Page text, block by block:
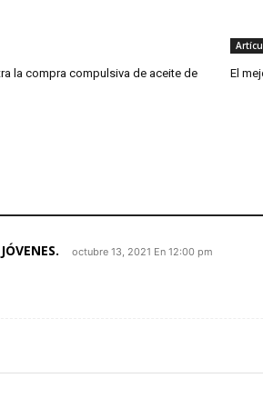
la compra compulsiva de aceite de
El
octubre 13, 2021 En 12:00 pm